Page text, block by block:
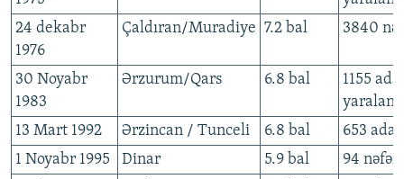
24 dekabr
1976
Çaldıran/Muradiye 7.2 bal 3840
30 Noyabr
1983
Ərzurum/Qars 6.8 bal
1155
13 Mart 1992
Ərzincan / Tunceli 6.8 bal
653
1 Noyabr 1995
Dinar 5.9 bal
94 nəfər.